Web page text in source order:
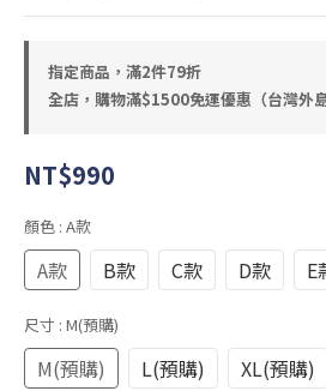
指定商品，滿2件79折
全店，購物滿$1500免運優惠（台灣外
NT$990
顏色 : A款
A款 B款 C款 D款 E
尺寸 : M(預購)
M(預購) L(預購) XL(預購)